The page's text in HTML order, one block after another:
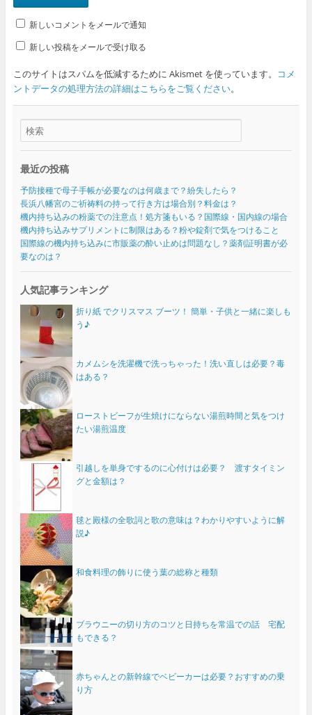
新しいコメントをメールで通知
新しい投稿をメールで受け取る
このサイトはスパムを低減するために Akismet を使っています。
コメ
ントデータの処理方法の詳細はこちらをご覧ください。
最近の投稿
予防接種で母子手帳が必要なのは何歳まで？紛失したら？
長浜八幡宮のご祈祷料の持って行き方は場合別？料金は？
機内持ち込みの粉薬での注意点！処方箋もいる？国際線・国内線の場合
機内持ち込みサプリメントに制限はある？粉や錠剤で気をつけること
国際線の機内持ち込みに市販薬の酔い止めは問題なし？薬剤証明書が必
要なのは？
人気記事ランキング
折り紙 でクリスマス ブーツ！ 簡単・子供と一緒に楽しも
う♪
カメムシを洗濯機で洗っちゃった！洗い直しは必要？毒
はある？
ローストビーフが生焼けにならない湯煎時間と気をつけ
たい湯煎温度
引越しを単身でするのに心付けは必要？ 渡すタイミン
グと金額は？
毬と殿様の全歌詞と歌の意味は？わかりやすいように解
説♪
和食料理の飾りに使う葉の総称と種類
ブラウニーの切り方のコツと日持ちを常温での話 宅配
もできる？
赤ちゃんとの新幹線でベビーカーは必要？おすすめの乗
り方